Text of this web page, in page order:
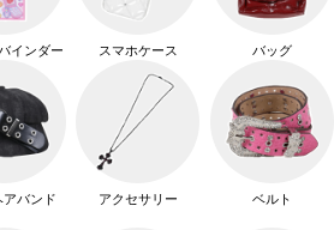
インダー スマホケース バッグ
アバンド アクセサリー ベルト